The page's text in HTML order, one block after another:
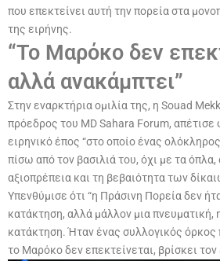
που επεκτείνει αυτή την πορεία στα
της ειρήνης.
“Το Μαρόκο δεν
αλλά ανακάμπτει”
Στην εναρκτήρια ομιλία της, η Souad
πρόεδρος του MD Sahara Forum, απέτισε
ειρηνικό έπος “στο οποίο ένας
πίσω από τον βασιλιά του, όχι με τα όπλα,
αξιοπρέπεια και τη βεβαιότητα των
Υπενθύμισε ότι “η Πράσινη Πορεία δεν
κατάκτηση, αλλά μάλλον μια πνευματική,
κατάκτηση. Ήταν ένας συλλογικός όρκος
το Μαρόκο δεν επεκτείνεται, βρίσκει τον